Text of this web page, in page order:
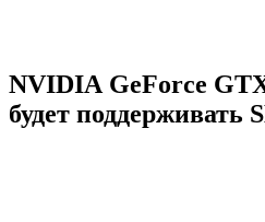
NVIDIA GeForce
будет поддерживать